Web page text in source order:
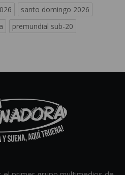
santo domingo 2026
premundial sub-20